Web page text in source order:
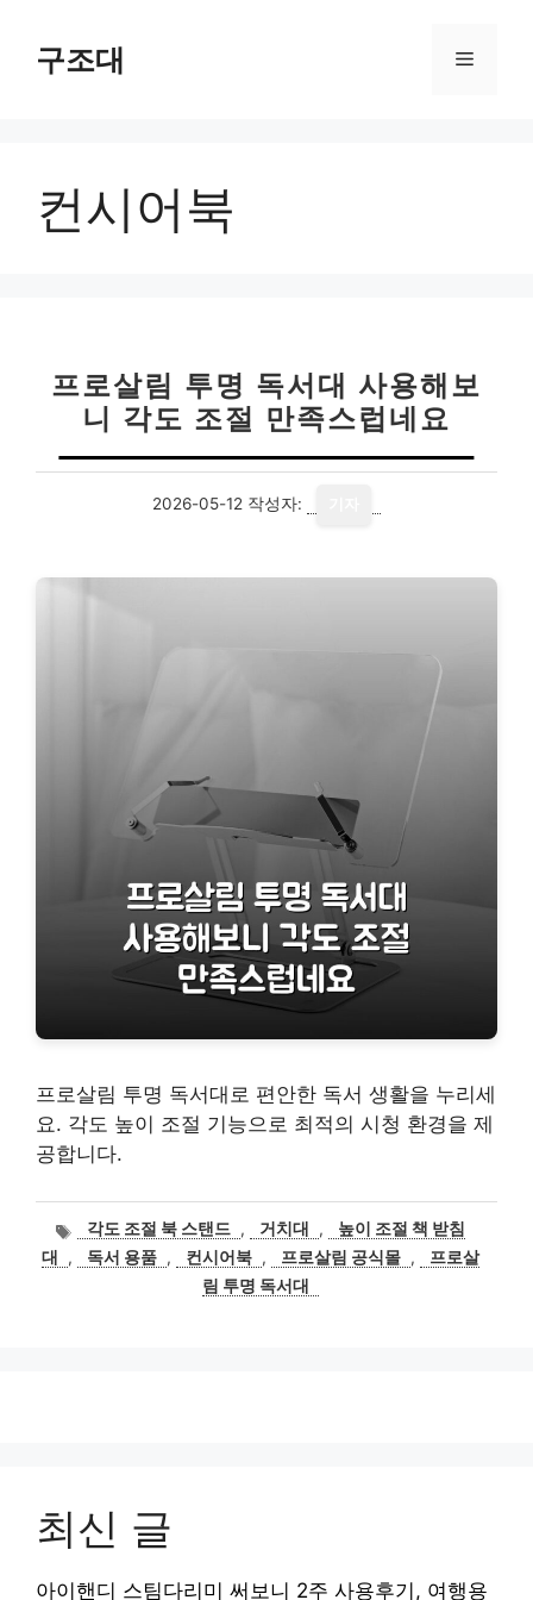
구조대 메
컨시어북
프로살림 투명 독서대 사용해보
니 각도 조절 만족스럽네요
2026-05-12 작성자:
프로살림 투명 독서대로 편안한 독서 생활을 누리세
요. 각도 높이 조절 기능으로 최적의 시청 환경을 제
공합니다.
태
그
각도 조절 북 스탠드 , 거치대 ,
높이 조절 책 받침
대
, 독서 용품 , 컨시어북 , 프로살림 공식몰 ,
프로살
림 투명 독서대
최신 글
아이핸디 스팀다리미 써보니 2주 사용후기, 여행용